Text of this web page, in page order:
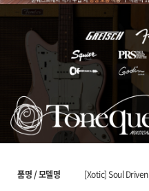
품명 / 모델명 [Xotic] Soul Driven